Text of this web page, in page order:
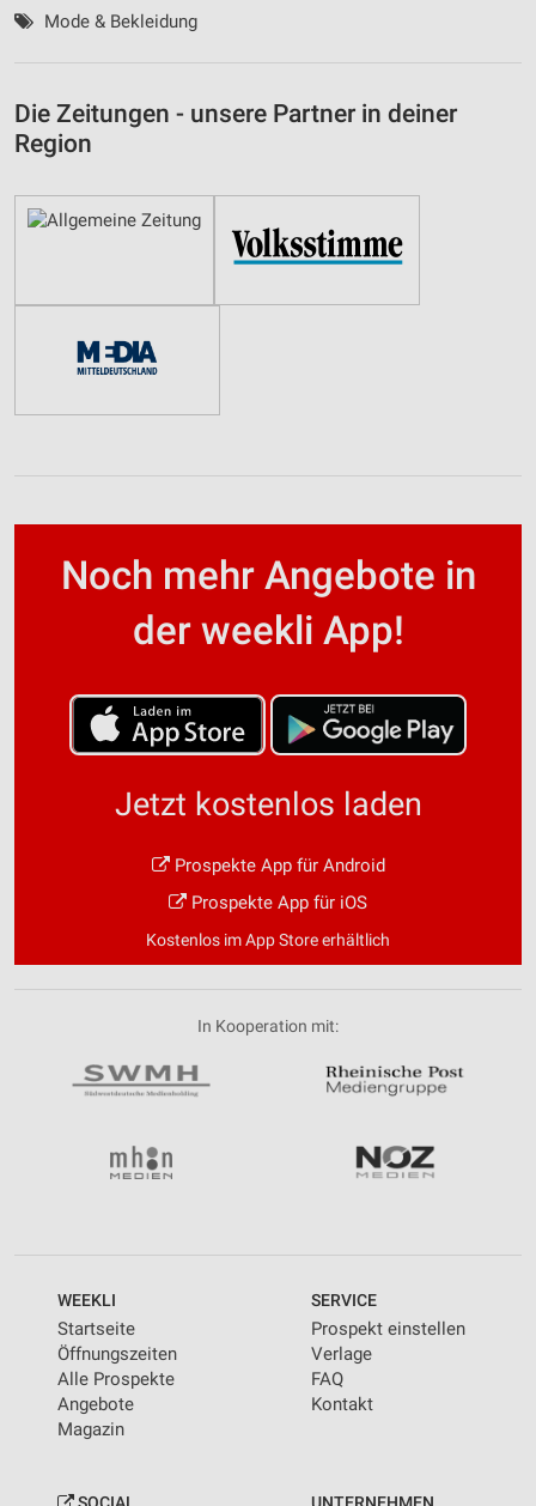
Mode & Bekleidung
Die Zeitungen - unsere Partner in deiner
Region
Noch mehr Angebote in
der weekli App!
Jetzt kostenlos laden
Prospekte App für Android
Prospekte App für iOS
Kostenlos im App Store erhältlich
In Kooperation mit:
WEEKLI
Startseite
Öffnungszeiten
Alle Prospekte
Angebote
Magazin
SERVICE
Prospekt einstellen
Verlage
FAQ
Kontakt